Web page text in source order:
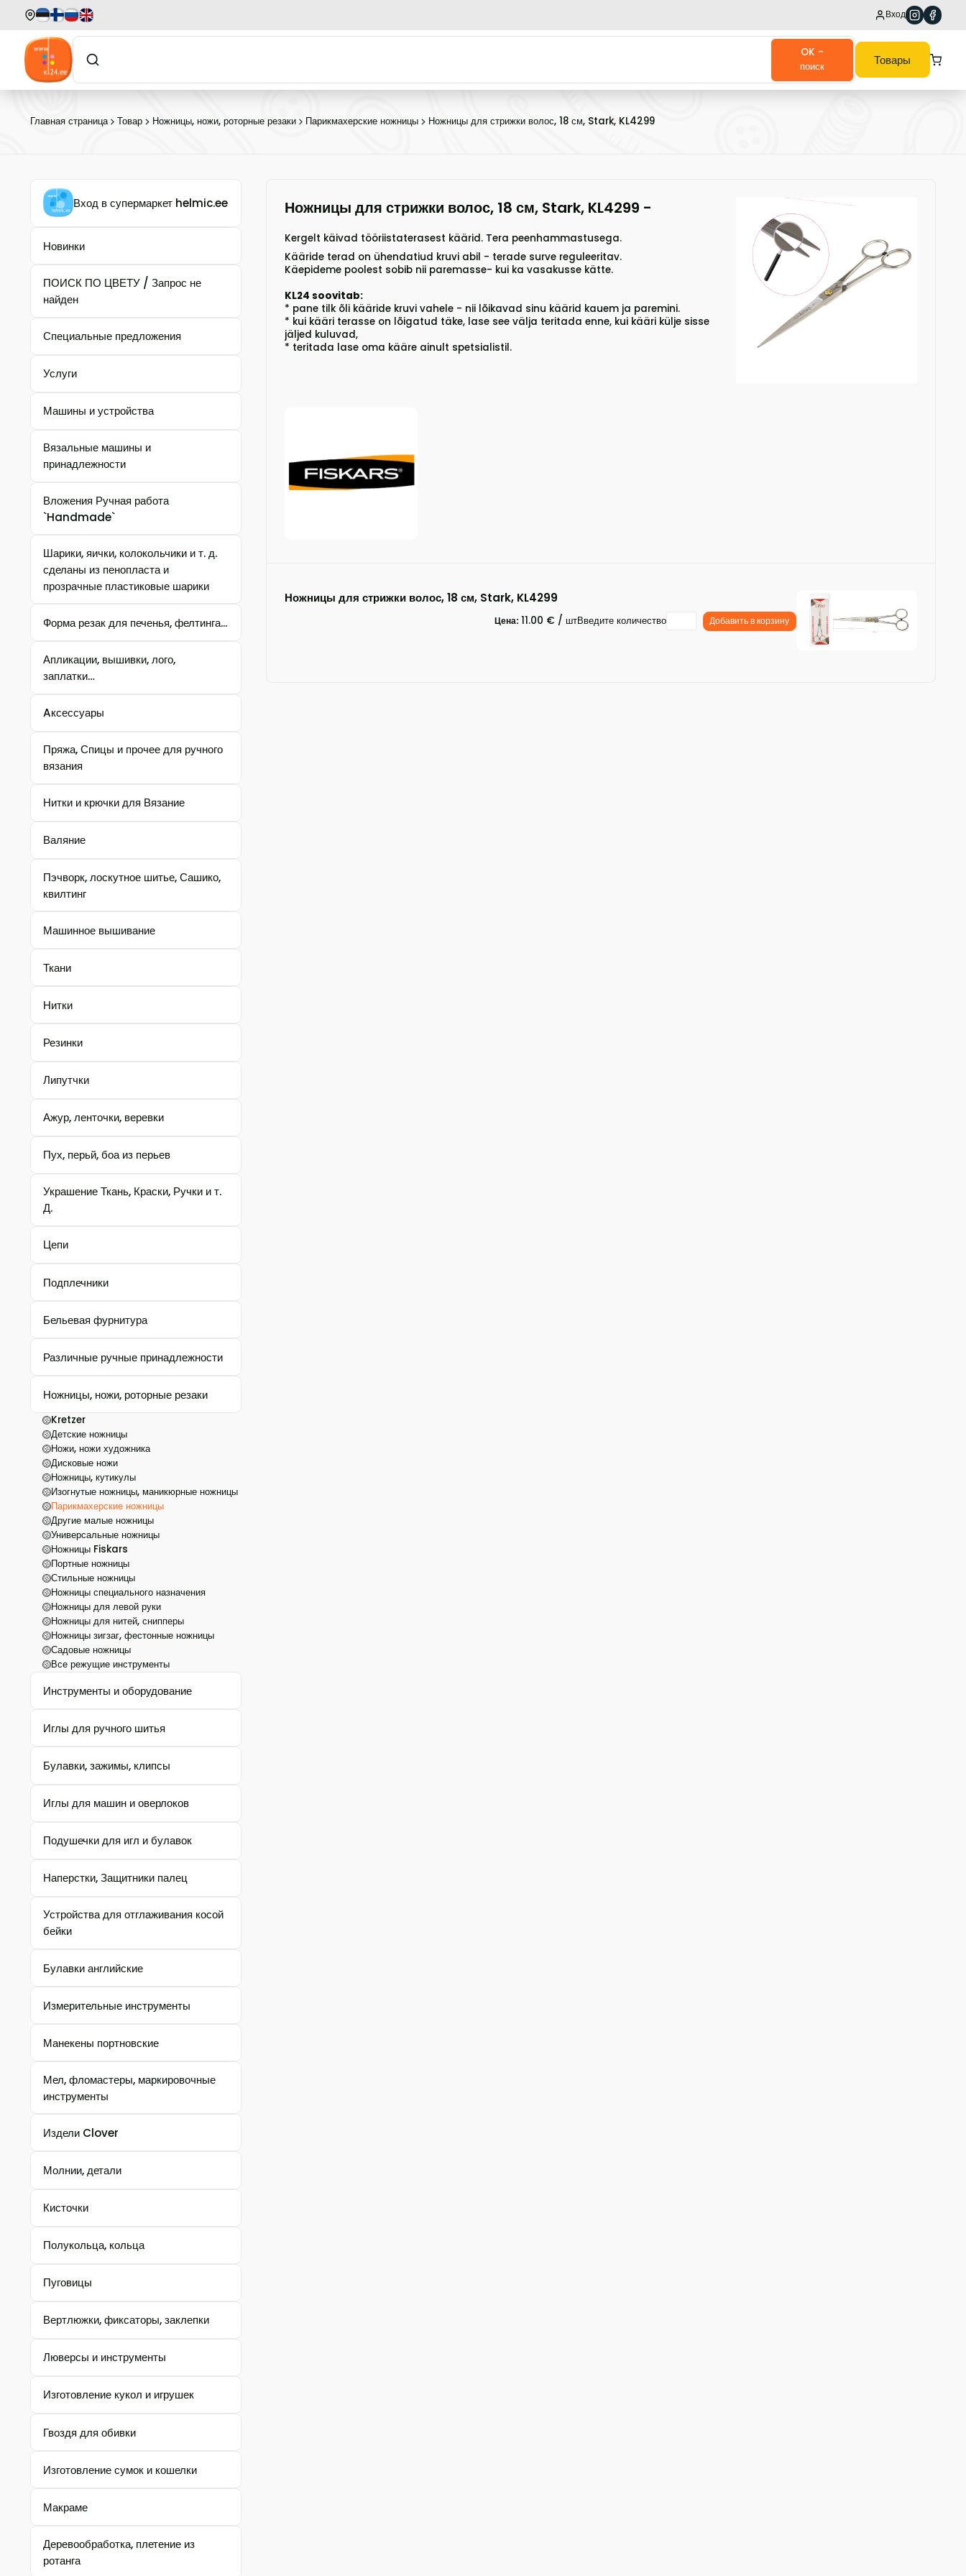
Вход
OK -
поиск
Товары
Главная страница Товар Ножницы, ножи, роторные резаки Парикмахерские ножницы Ножницы для стрижки волос, 18 см, Stark, KL4299
Вход в супермаркет helmic.ee
Новинки
ПОИСК ПО ЦВЕТУ / Запрос не
найден
Специальные предложения
Услуги
Машины и устройства
Вязальные машины и
принадлежности
Вложения Ручная работа
`Handmade`
Шарики, яички, колокольчики и т. д.
сделаны из пенопласта и
прозрачные пластиковые шарики
Форма резак для печенья, фелтинга...
Апликации, вышивки, лого,
заплатки…
Aксессуары
Пряжа, Спицы и прочее для ручного
вязания
Нитки и крючки для Вязание
Валяние
Пэчворк, лоскутное шитье, Сашико,
квилтинг
Машинное вышивание
Ткани
Нитки
Резинки
Липутчки
Ажур, ленточки, веревки
Пух, перьй, боа из перьев
Украшение Ткань, Краски, Ручки и т.
Д.
Цепи
Подплечники
Бельевая фурнитура
Различные ручные принадлежности
Ножницы, ножи, роторные резаки
Kretzer
Детские ножницы
Ножи, ножи художника
Дисковые ножи
Ножницы, кутикулы
Изогнутые ножницы, маникюрные ножницы
Парикмахерские ножницы
Другие малые ножницы
Универсальные ножницы
Ножницы Fiskars
Портные ножницы
Стильные ножницы
Ножницы специального назначения
Ножницы для левой руки
Ножницы для нитей, снипперы
Ножницы зигзаг, фестонные ножницы
Садовые ножницы
Все режущие инструменты
Инструменты и оборудование
Иглы для ручного шитья
Булавки, зажимы, клипсы
Иглы для машин и оверлоков
Подушечки для игл и булавок
Наперстки, Защитники палец
Устройства для отглаживания косой
бейки
Булавки английские
Измерительные инструменты
Манекены портновские
Мел, фломастеры, маркировочные
инструменты
Издели Clover
Молнии, детали
Кисточки
Полукольца, кольца
Пуговицы
Вертлюжки, фиксаторы, заклепки
Люверсы и инструменты
Изготовление кукол и игрушек
Гвоздя для обивки
Изготовление сумок и кошелки
Макраме
Деревообработка, плетение из
ротанга
Ножницы для стрижки волос, 18 см, Stark, KL4299 -
Kergelt käivad tööriistaterasest käärid. Tera peenhammastusega.
Kääride terad on ühendatiud kruvi abil - terade surve reguleeritav.
Käepideme poolest sobib nii paremasse- kui ka vasakusse kätte.
KL24 soovitab:
* pane tilk õli kääride kruvi vahele - nii lõikavad sinu käärid kauem ja paremini.
* kui kääri terasse on lõigatud täke, lase see välja teritada enne, kui kääri külje sisse
jäljed kuluvad,
* teritada lase oma kääre ainult spetsialistil.
Ножницы для стрижки волос, 18 см, Stark, KL4299
Цена:11.00 € / штВведите количество Добавить в корзину